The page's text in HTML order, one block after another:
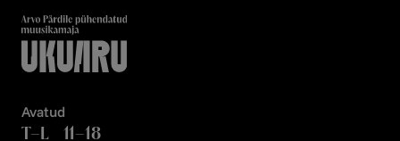
Avatud
T–L 11–18